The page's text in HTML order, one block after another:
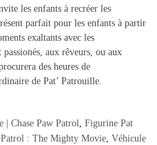
les enfants à recréer les
parfait pour les enfants à partir
exaltants avec les
aux rêveurs, ou aux
des heures de
de Pat’ Patrouille.
| Chase Paw Patrol
Figurine Pat
: The Mighty Movie Véhicule